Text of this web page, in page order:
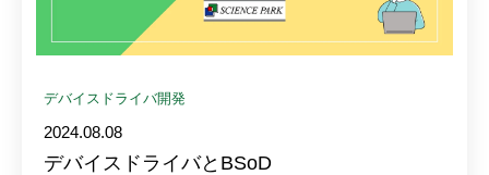
デバイスドライバ開発
2024.08.08
デバイスドライバとBSoD